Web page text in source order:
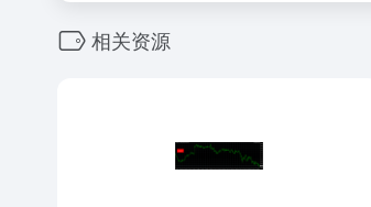
相关资源